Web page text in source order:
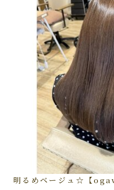
明るめベージュ☆【